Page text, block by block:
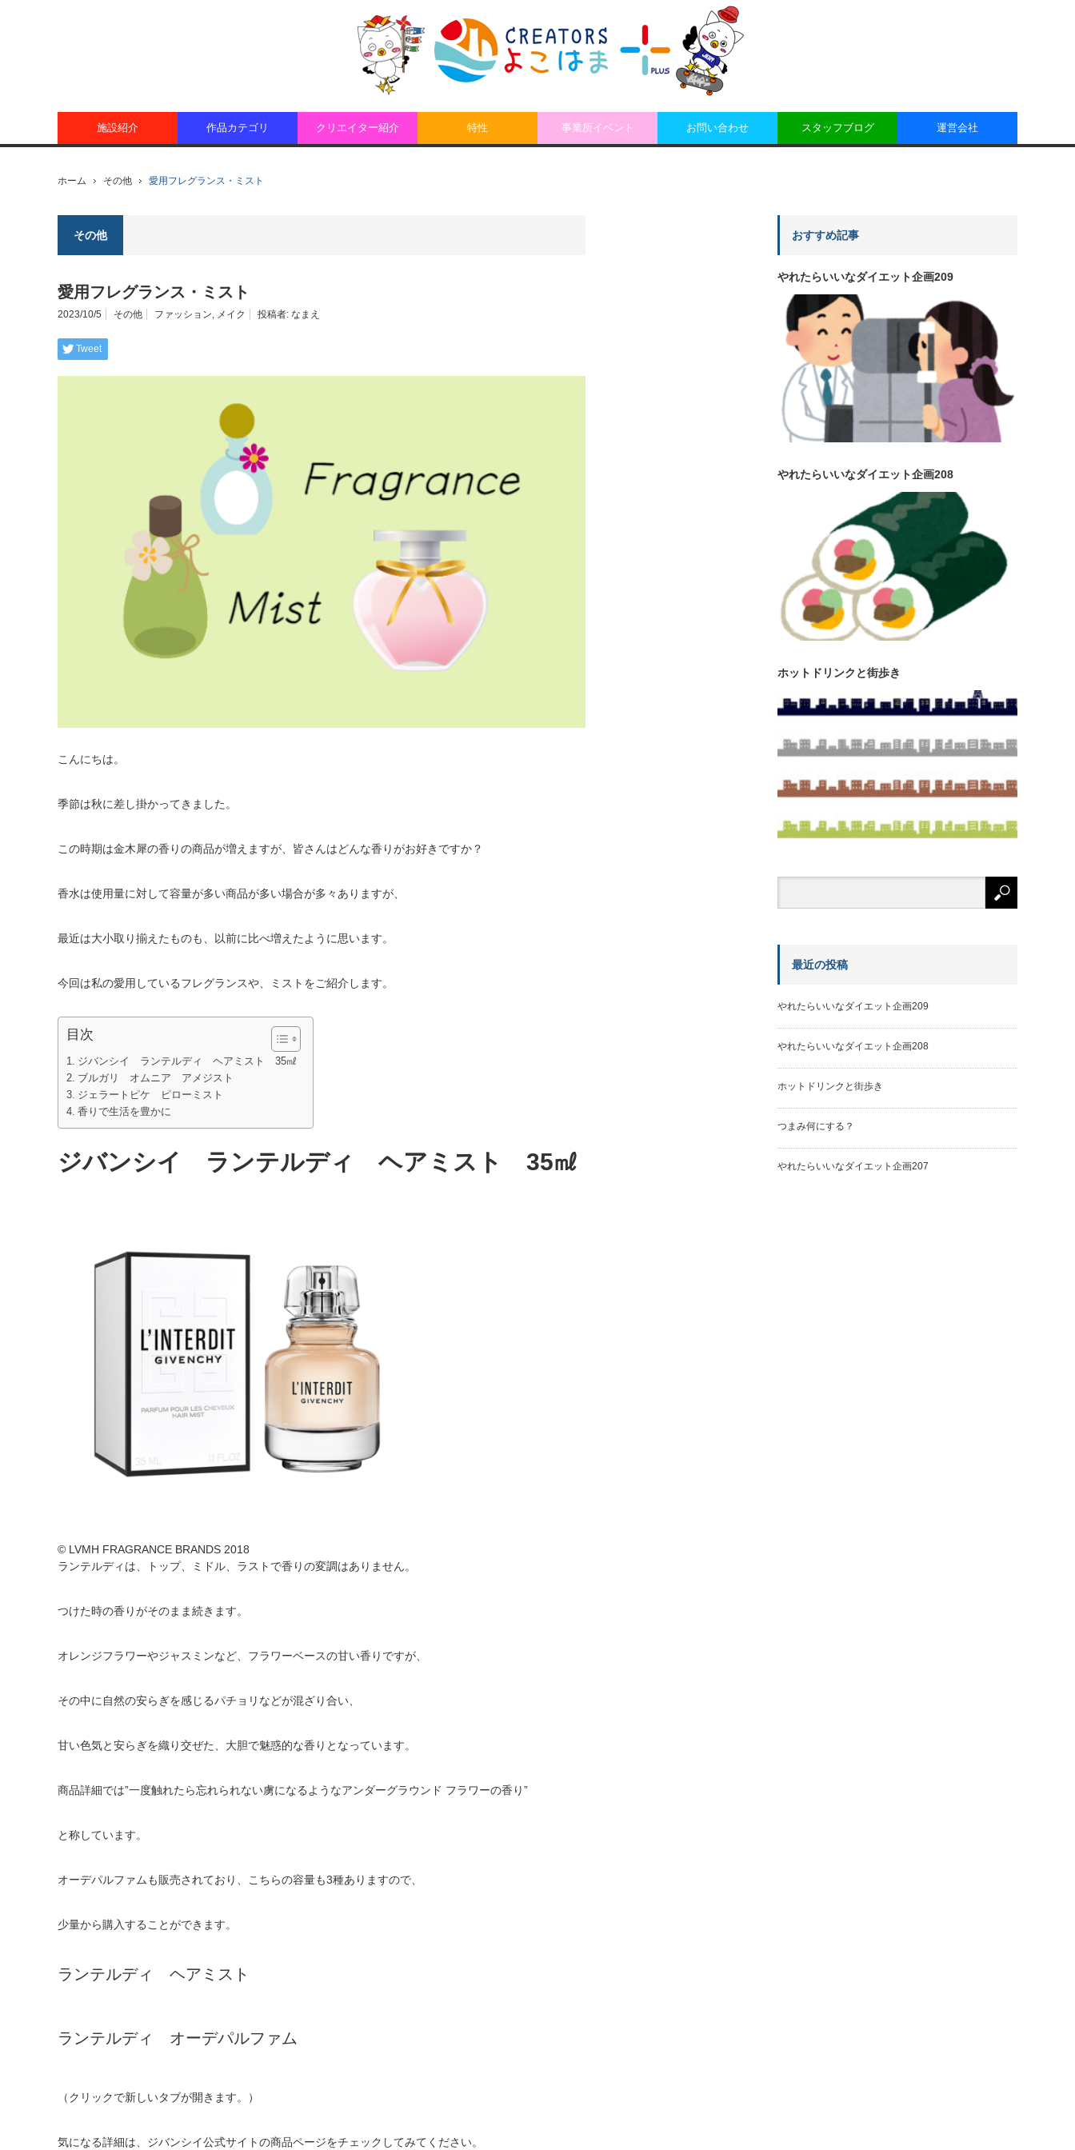
施設紹介 作品カテゴリ クリエイター紹介 特性 事業所イベント お問い合わせ スタッフブログ 運営会社
ホーム その他 愛用フレグランス・ミスト
その他
愛用フレグランス・ミスト
2023/10/5 その他 ファッション, メイク 投稿者: なまえ
Tweet
こんにちは。
季節は秋に差し掛かってきました。
この時期は金木犀の香りの商品が増えますが、皆さんはどんな香りがお好きですか？
香水は使用量に対して容量が多い商品が多い場合が多々ありますが、
最近は大小取り揃えたものも、以前に比べ増えたように思います。
今回は私の愛用しているフレグランスや、ミストをご紹介します。
目次
ジバンシイ ランテルディ ヘアミスト 35㎖
ブルガリ オムニア アメジスト
ジェラートピケ ピローミスト
香りで生活を豊かに
ジバンシイ ランテルディ ヘアミスト 35㎖
© LVMH FRAGRANCE BRANDS 2018
ランテルディは、トップ、ミドル、ラストで香りの変調はありません。
つけた時の香りがそのまま続きます。
オレンジフラワーやジャスミンなど、フラワーベースの甘い香りですが、
その中に自然の安らぎを感じるパチョリなどが混ざり合い、
甘い色気と安らぎを織り交ぜた、大胆で魅惑的な香りとなっています。
商品詳細では”一度触れたら忘れられない虜になるようなアンダーグラウンド フラワーの香り”
と称しています。
オーデパルファムも販売されており、こちらの容量も3種ありますので、
少量から購入することができます。
ランテルディ ヘアミスト
ランテルディ オーデパルファム
（クリックで新しいタブが開きます。）
気になる詳細は、ジバンシイ公式サイトの商品ページをチェックしてみてください。
おすすめ記事
やれたらいいなダイエット企画209
やれたらいいなダイエット企画208
ホットドリンクと街歩き
最近の投稿
やれたらいいなダイエット企画209
やれたらいいなダイエット企画208
ホットドリンクと街歩き
つまみ何にする？
やれたらいいなダイエット企画207